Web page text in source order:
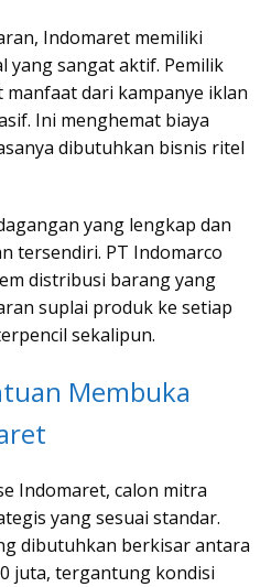
Indomaret memiliki
yang sangat aktif. Pemilik
dari kampanye iklan
Ini menghemat biaya
dibutuhkan bisnis ritel
yang lengkap dan
tersendiri. PT Indomarco
distribusi barang yang
suplai produk ke setiap
sekalipun.
Membuka
Indomaret, calon mitra
yang sesuai standar.
dibutuhkan berkisar antara
juta, tergantung kondisi